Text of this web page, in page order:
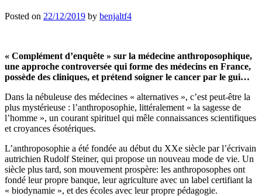
Posted on 22/12/2019 by benjaltf4
« Complément d’enquête » sur la médecine anthroposophique,
une approche controversée qui forme des médecins en France,
possède des cliniques, et prétend soigner le cancer par le gui…
Dans la nébuleuse des médecines « alternatives », c’est peut-être la
plus mystérieuse : l’anthroposophie, littéralement « la sagesse de
l’homme », un courant spirituel qui mêle connaissances scientifiques
et croyances ésotériques.
L’anthroposophie a été fondée au début du XXe siècle par l’écrivain
autrichien Rudolf Steiner, qui propose un nouveau mode de vie. Un
siècle plus tard, son mouvement prospère: les anthroposophes ont
fondé leur propre banque, leur agriculture avec un label certifiant la
« biodynamie », et des écoles avec leur propre pédagogie.